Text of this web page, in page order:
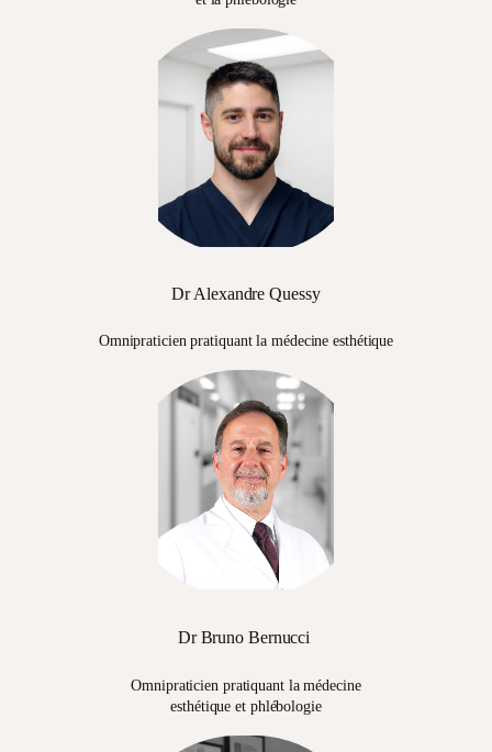
Dr Alexandre Quessy
Omnipraticien pratiquant la médecine esthétique
Dr Bruno Bernucci
Omnipraticien pratiquant la médecine
esthétique et phlébologie